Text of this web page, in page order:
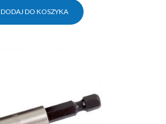
DODAJ DO KOSZYKA